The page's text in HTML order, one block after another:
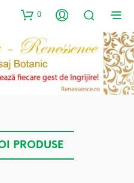
0
PRODUSE